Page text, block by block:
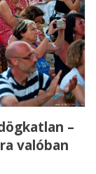
–
valóban